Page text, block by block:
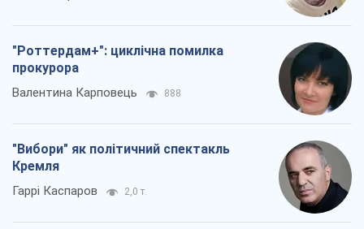
"Роттердам+": циклічна помилка
прокурора
Валентина Карповець 888
"Вибори" як політичний спектакль
Кремля
Гаррі Каспаров 2,0 т.